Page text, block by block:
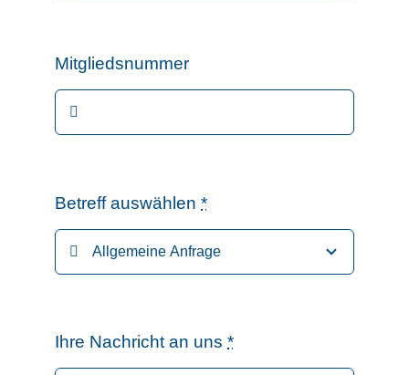
Mitgliedsnummer
Betreff auswählen *
Ihre Nachricht an uns *